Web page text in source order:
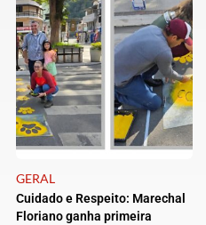
GERAL
Cuidado e Respeito: Marechal
Floriano ganha primeira